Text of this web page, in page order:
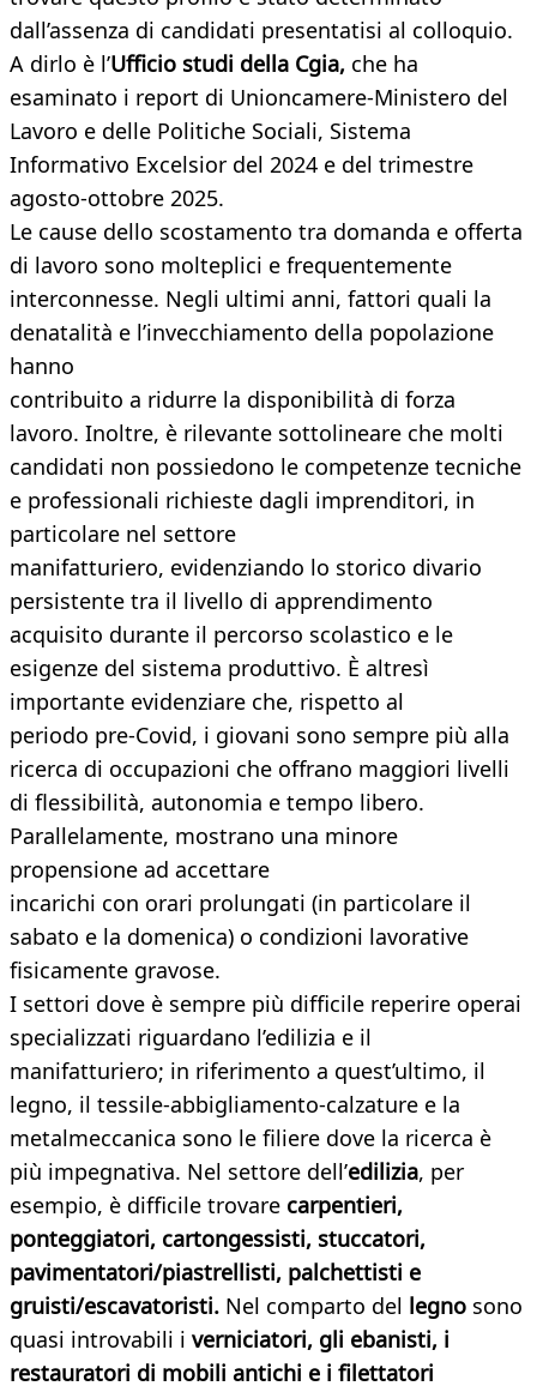
dall’assenza di candidati presentatisi al colloquio.
A dirlo è l’Ufficio studi della Cgia, che ha
esaminato i report di Unioncamere-Ministero del
Lavoro e delle Politiche Sociali, Sistema
Informativo Excelsior del 2024 e del trimestre
agosto-ottobre 2025.
Le cause dello scostamento tra domanda e offerta
di lavoro sono molteplici e frequentemente
interconnesse. Negli ultimi anni, fattori quali la
denatalità e l’invecchiamento della popolazione
hanno
contribuito a ridurre la disponibilità di forza
lavoro. Inoltre, è rilevante sottolineare che molti
candidati non possiedono le competenze tecniche
e professionali richieste dagli imprenditori, in
particolare nel settore
manifatturiero, evidenziando lo storico divario
persistente tra il livello di apprendimento
acquisito durante il percorso scolastico e le
esigenze del sistema produttivo. È altresì
importante evidenziare che, rispetto al
periodo pre-Covid, i giovani sono sempre più alla
ricerca di occupazioni che offrano maggiori livelli
di flessibilità, autonomia e tempo libero.
Parallelamente, mostrano una minore
propensione ad accettare
incarichi con orari prolungati (in particolare il
sabato e la domenica) o condizioni lavorative
fisicamente gravose.
I settori dove è sempre più difficile reperire operai
specializzati riguardano l’edilizia e il
manifatturiero; in riferimento a quest’ultimo, il
legno, il tessile-abbigliamento-calzature e la
metalmeccanica sono le filiere dove la ricerca è
più impegnativa. Nel settore dell’edilizia, per
esempio, è difficile trovare carpentieri,
ponteggiatori, cartongessisti, stuccatori,
pavimentatori/piastrellisti, palchettisti e
gruisti/escavatoristi. Nel comparto del legno sono
quasi introvabili i verniciatori, gli ebanisti, i
restauratori di mobili antichi e i filettatori